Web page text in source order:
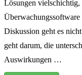
Lösungen vielschichtig,
Diskussion geht es
geht darum, die
Auswirkungen …